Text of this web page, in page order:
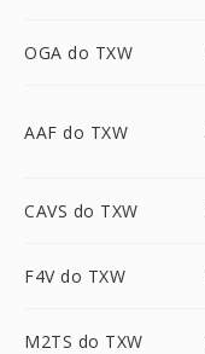
OGA do TXW
AAF do TXW
CAVS do TXW
F4V do TXW
M2TS do TXW